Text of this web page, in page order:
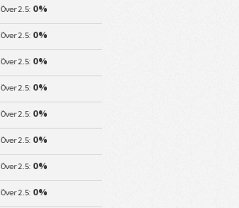
Över 2.5: 0%
Över 2.5: 0%
Över 2.5: 0%
Över 2.5: 0%
Över 2.5: 0%
Över 2.5: 0%
Över 2.5: 0%
Över 2.5: 0%